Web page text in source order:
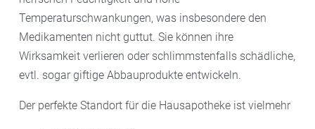
Temperaturschwankungen, was insbesondere den
Medikamenten nicht guttut. Sie können ihre
Wirksamkeit verlieren oder schlimmstenfalls schädliche,
evtl. sogar giftige Abbauprodukte entwickeln.
Der perfekte Standort für die Hausapotheke ist vielmehr